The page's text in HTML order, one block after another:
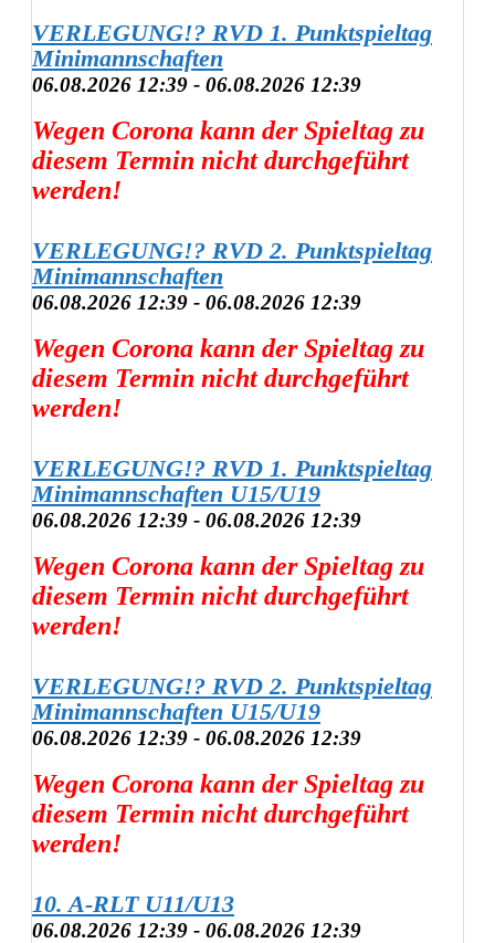
VERLEGUNG!? RVD 1. Punktspieltag
Minimannschaften
06.08.2026 12:39 - 06.08.2026 12:39
Wegen Corona kann der Spieltag zu
diesem Termin nicht durchgeführt
werden!
VERLEGUNG!? RVD 2. Punktspieltag
Minimannschaften
06.08.2026 12:39 - 06.08.2026 12:39
Wegen Corona kann der Spieltag zu
diesem Termin nicht durchgeführt
werden!
VERLEGUNG!? RVD 1. Punktspieltag
Minimannschaften U15/U19
06.08.2026 12:39 - 06.08.2026 12:39
Wegen Corona kann der Spieltag zu
diesem Termin nicht durchgeführt
werden!
VERLEGUNG!? RVD 2. Punktspieltag
Minimannschaften U15/U19
06.08.2026 12:39 - 06.08.2026 12:39
Wegen Corona kann der Spieltag zu
diesem Termin nicht durchgeführt
werden!
10. A-RLT U11/U13
06.08.2026 12:39 - 06.08.2026 12:39